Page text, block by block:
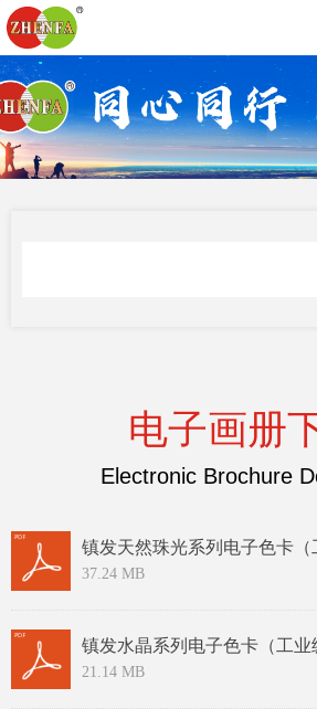
电子画册
Electronic Brochure
37.24 MB
镇发水晶系列电子色卡（工业
21.14 MB